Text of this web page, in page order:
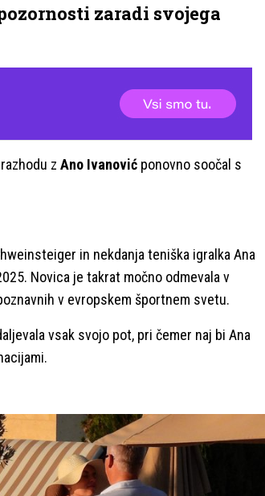
zaradi svojega
z Ano Ivanović ponovno soočal s
in nekdanja teniška igralka Ana
Novica je takrat močno odmevala v
v evropskem športnem svetu.
vsak svojo pot, pri čemer naj bi Ana